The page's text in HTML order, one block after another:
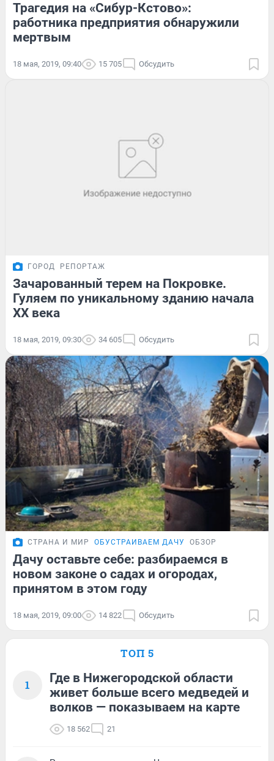
Трагедия на «Сибур-Кстово»:
работника предприятия обнаружили
мертвым
18 мая, 2019, 09:40 15 705 Обсудить
ГОРОД РЕПОРТАЖ
Зачарованный терем на Покровке.
Гуляем по уникальному зданию начала
XX века
18 мая, 2019, 09:30 34 605 Обсудить
СТРАНА И МИР ОБУСТРАИВАЕМ ДАЧУ ОБЗОР
Дачу оставьте себе: разбираемся в
новом законе о садах и огородах,
принятом в этом году
18 мая, 2019, 09:00 14 822 Обсудить
ТОП 5
1
Где в Нижегородской области
живет больше всего медведей и
волков — показываем на карте
18 562 21